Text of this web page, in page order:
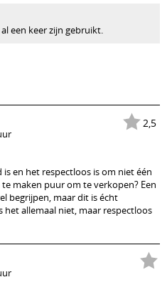
een keer zijn gebruikt.
2,5
en het respectloos is om niet één
maken puur om te verkopen? Een
begrijpen, maar dit is écht
het allemaal niet, maar respectloos